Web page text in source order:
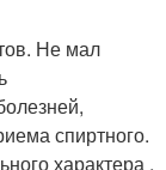
Не мал
спиртного.
характера ,